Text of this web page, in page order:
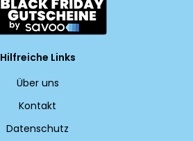
Hilfreiche Links
Über uns
Kontakt
Datenschutz